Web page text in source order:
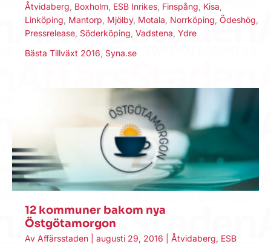
Åtvidaberg Boxholm ESB Inrikes Finspång Kisa
Linköping Mantorp Mjölby, Motala Norrköping Ödeshög
Pressrelease Söderköping Vadstena Ydre
Bästa Tillväxt 2016 Syna.se
12 kommuner bakom nya
Östgötamorgon
Av Affärsstaden augusti 29, 2016 Åtvidaberg, ESB